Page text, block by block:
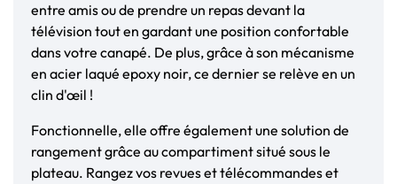
entre amis ou de prendre un repas devant la
télévision tout en gardant une position confortable
dans votre canapé. De plus, grâce à son mécanisme
en acier laqué epoxy noir, ce dernier se relève en un
clin d'œil !
Fonctionnelle, elle offre également une solution de
rangement grâce au compartiment situé sous le
plateau. Rangez vos revues et télécommandes et